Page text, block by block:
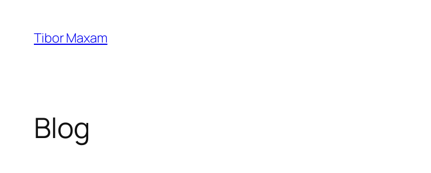
Inhalt
springen
Tibor Maxam
Blog